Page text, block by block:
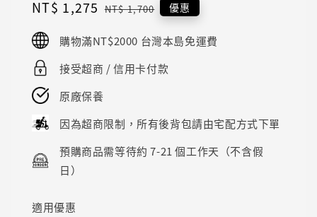
Sale
NT$ 1,275 Regular
NT$ 1,700 優惠
購物滿NT$2000 台灣本島免運費
接受超商 / 信用卡付款
原廠保養
因為超商限制，所有後背包請由宅配方式下單
預購商品需等待約 7-21 個工作天（不含假
日）
適用優惠